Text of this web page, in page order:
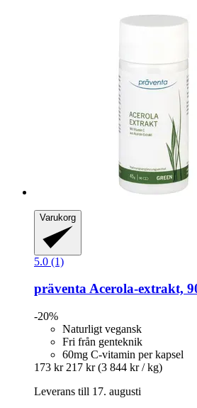
Varukorg
5.0 (1)
präventaAcerola-​extrakt,
-20%
Naturligt vegansk
Fri från genteknik
60mg C-vitamin per kapsel
173 kr 217 kr (3 844 kr / kg)
Leverans till 17. augusti